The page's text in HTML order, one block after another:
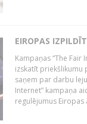
EIROPAS
Kampaņas “The
izskatīt priekšlikumu
saņem par darbu
Internet” kampaņa
regulējumus